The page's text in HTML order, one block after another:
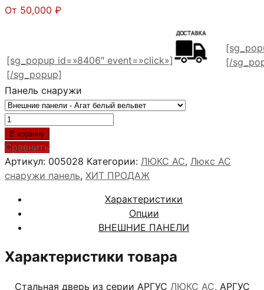
От 50,000 ₽
[sg_popup id=»8406″ event=»click»]
[/sg_popup]
[/
Панель снаружи
Количество
товара
АРГУС
ЛЮКС
АС
МИЛЛИ
КОНЬЯК
В корзину
Сравнить
Артикул: 005028 Категории: ЛЮКС АС, Люкс АС
снаружи панель, ХИТ ПРОДАЖ
Характеристики
Опции
ВНЕШНИЕ ПАНЕЛИ
Характеристики товара
Стальная дверь из серии АРГУС ЛЮКС АС, АРГУС